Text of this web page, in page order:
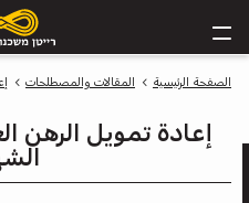
الصفحة الرئيسية المقالات والمصطلحات
إعادة تمويل الرهن